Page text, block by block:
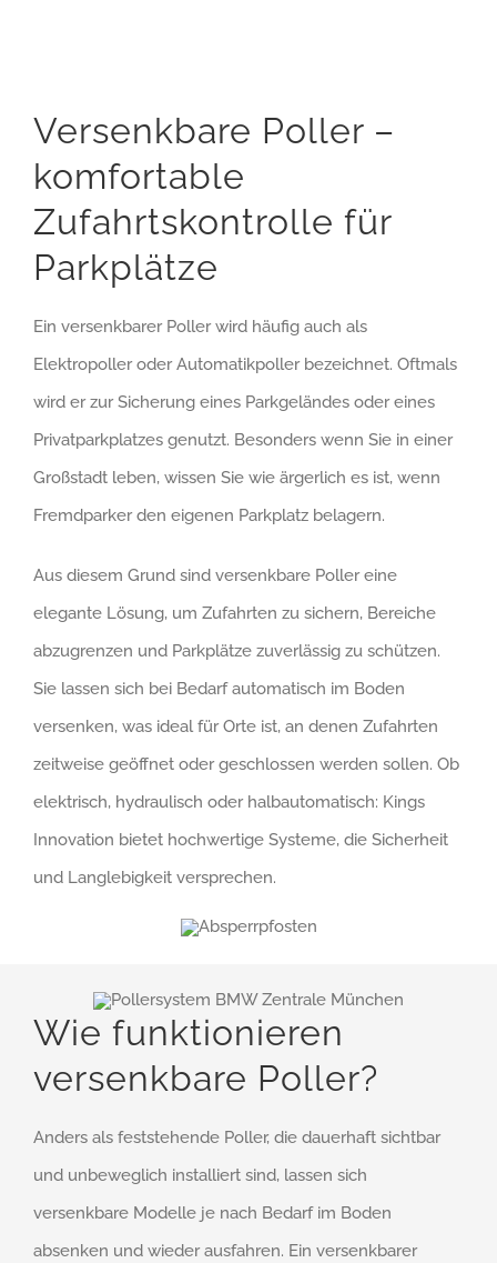
Versenkbare Poller –
komfortable
Zufahrtskontrolle für
Parkplätze
Ein versenkbarer Poller wird häufig auch als
Elektropoller oder Automatikpoller bezeichnet. Oftmals
wird er zur Sicherung eines Parkgeländes oder eines
Privatparkplatzes genutzt. Besonders wenn Sie in einer
Großstadt leben, wissen Sie wie ärgerlich es ist, wenn
Fremdparker den eigenen Parkplatz belagern.
Aus diesem Grund sind versenkbare Poller eine
elegante Lösung, um Zufahrten zu sichern, Bereiche
abzugrenzen und Parkplätze zuverlässig zu schützen.
Sie lassen sich bei Bedarf automatisch im Boden
versenken, was ideal für Orte ist, an denen Zufahrten
zeitweise geöffnet oder geschlossen werden sollen. Ob
elektrisch, hydraulisch oder halbautomatisch: Kings
Innovation bietet hochwertige Systeme, die Sicherheit
und Langlebigkeit versprechen.
Wie funktionieren
versenkbare Poller?
Anders als feststehende Poller, die dauerhaft sichtbar
und unbeweglich installiert sind, lassen sich
versenkbare Modelle je nach Bedarf im Boden
absenken und wieder ausfahren. Ein versenkbarer